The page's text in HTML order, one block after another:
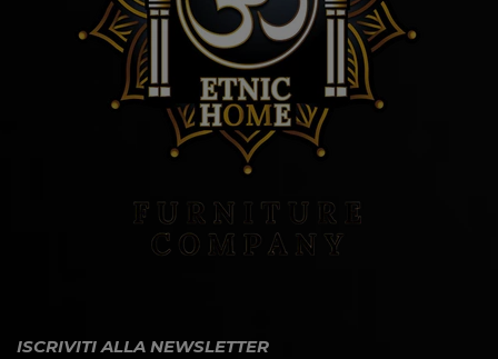
ISCRIVITI ALLA NEWSLETTER